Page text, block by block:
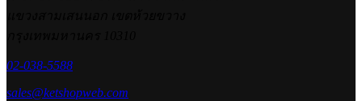
02-038-5588
sales@ketshopweb.com